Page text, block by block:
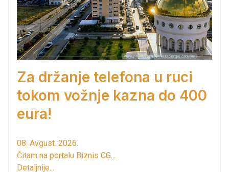
Za držanje telefona u ruci
tokom vožnje kazna do 400
eura!
08. Avgust. 2026.
Čitam na portalu Biznis CG...
Detaljnije...